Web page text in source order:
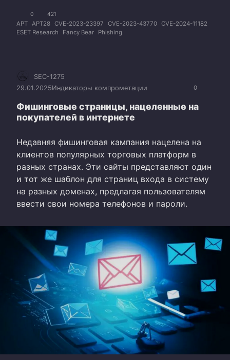
0 421
APT APT28 CVE-2023-23397 CVE-2023-43770 CVE-2024-11182
ESET Research
Fancy Bear Phishing
0
SEC-1275
29.01.2025Индикаторы компрометации
Фишинговые страницы, нацеленные на
покупателей в интернете
Недавняя фишинговая кампания нацелена на
клиентов популярных торговых платформ в
разных странах. Эти сайты представляют один
и тот же шаблон для страниц входа в систему
на разных доменах, предлагая пользователям
ввести свои номера телефонов и пароли.